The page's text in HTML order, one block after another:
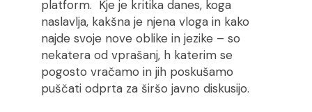
platform. Kje je kritika danes, koga
naslavlja, kakšna je njena vloga in kako
najde svoje nove oblike in jezike – so
nekatera od vprašanj, h katerim se
pogosto vračamo in jih poskušamo
puščati odprta za širšo javno diskusijo.